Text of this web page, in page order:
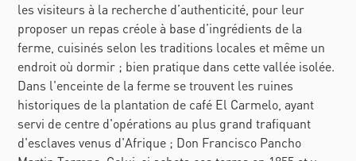
les visiteurs à la recherche d’authenticité, pour leur
proposer un repas créole à base d’ingrédients de la
ferme, cuisinés selon les traditions locales et même un
endroit où dormir ; bien pratique dans cette vallée isolée.
Dans l'enceinte de la ferme se trouvent les ruines
historiques de la plantation de café El Carmelo, ayant
servi de centre d'opérations au plus grand trafiquant
d'esclaves venus d'Afrique ; Don Francisco Pancho